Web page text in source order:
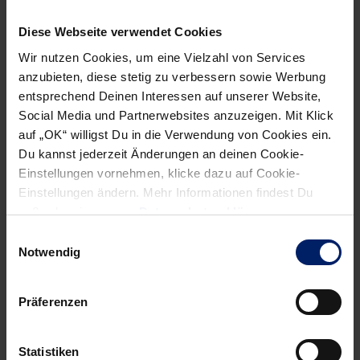
Diese Webseite verwendet Cookies
Wir nutzen Cookies, um eine Vielzahl von Services
anzubieten, diese stetig zu verbessern sowie Werbung
entsprechend Deinen Interessen auf unserer Website,
Social Media und Partnerwebsites anzuzeigen. Mit Klick
auf „OK“ willigst Du in die Verwendung von Cookies ein.
Du kannst jederzeit Änderungen an deinen Cookie-
Einstellungen vornehmen, klicke dazu auf Cookie-
Einstellungen ändern. Mehr Informationen findest Du
außerdem in unsererDatenschutzerklärung.
Notwendig
Präferenzen
Statistiken
Übungsleiter bei der Schul-Safari dabei und hatte auf
Anhieb jede Menge Spaß. Zum Abschluss stellte er sich
zusammen mit Kollege Filip Taleski den Fragen der Schüler
und gab spannende Einblicke in das Leben eines
Profisportlers.
NEWSLETTER
Wenn du per E-Mail über Aktuelles aus der Löwenwelt
Post